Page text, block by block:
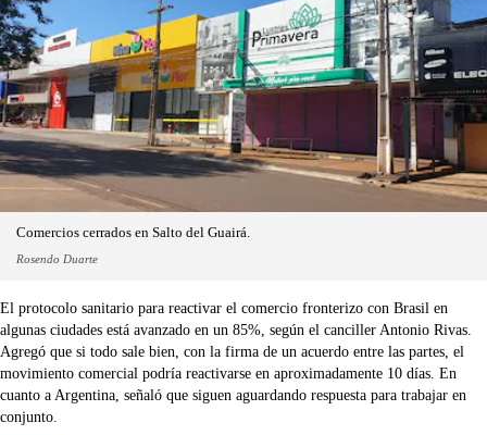
Comercios cerrados en Salto del Guairá.
Rosendo Duarte
El protocolo sanitario para reactivar el comercio fronterizo con Brasil en
algunas ciudades está avanzado en un 85%, según el canciller Antonio Rivas.
Agregó que si todo sale bien, con la firma de un acuerdo entre las partes, el
movimiento comercial podría reactivarse en aproximadamente 10 días. En
cuanto a Argentina, señaló que siguen aguardando respuesta para trabajar en
conjunto.